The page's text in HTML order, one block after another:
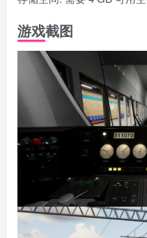
游戏截图